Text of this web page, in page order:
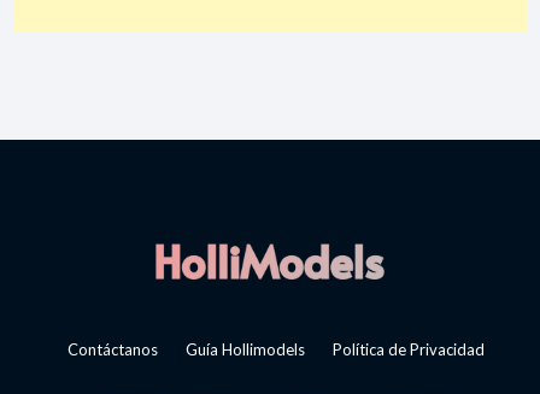
Contáctanos Guía Hollimodels Política de Privacidad